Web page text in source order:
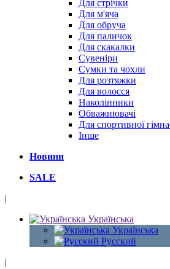
Для стрічки
Для м'яча
Для обруча
Для паличок
Для скакалки
Сувеніри
Сумки та чохли
Для розтяжки
Для волосся
Наколінники
Обважнювачі
Для спортивної
Інше
Новини
SALE
|
Українська
Українська
Русский
|